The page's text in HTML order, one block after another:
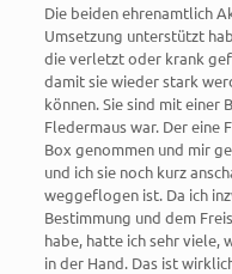
Die beiden ehrenamtlich
Umsetzung unterstützt
die verletzt oder krank
damit sie wieder stark
können. Sie sind mit einer
Fledermaus war. Der eine
Box genommen und mir
und ich sie noch kurz
weggeflogen ist. Da ich
Bestimmung und dem
habe, hatte ich sehr viele,
in der Hand. Das ist